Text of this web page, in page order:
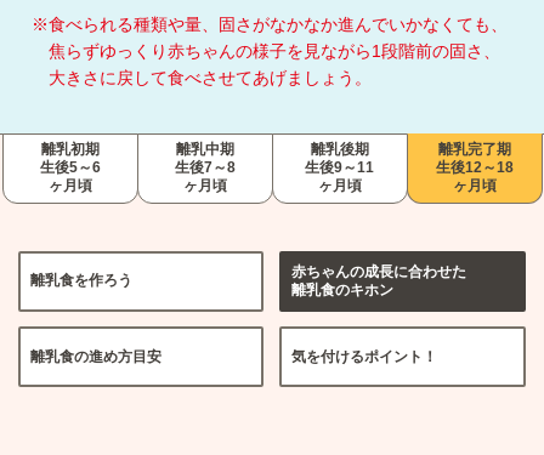
※食べられる種類や量、固さがなかなか進んでいかなくても、
焦らずゆっくり赤ちゃんの様子を見ながら1段階前の固さ、
大きさに戻して食べさせてあげましょう。
離乳初期
生後5～6
ヶ月頃
離乳中期
生後7～8
ヶ月頃
離乳後期
生後9～11
ヶ月頃
離乳完了期
生後12～18
ヶ月頃
離乳食を作ろう
赤ちゃんの成長に合わせた
離乳食のキホン
離乳食の進め方目安 気を付けるポイント！